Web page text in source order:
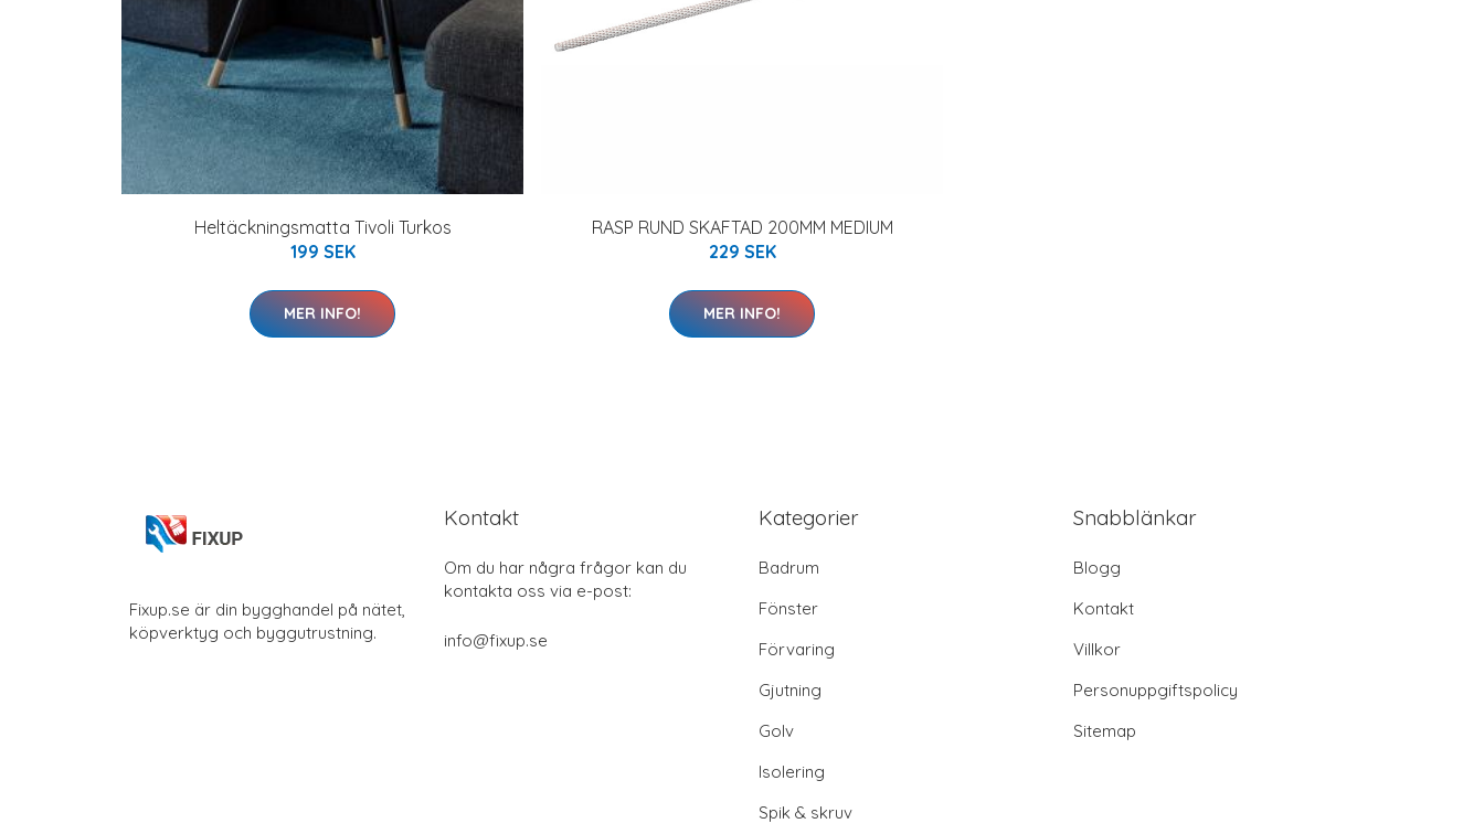
Heltäckningsmatta Tivoli Turkos
199 SEK
MER INFO!
RASP RUND SKAFTAD 200MM MEDIUM
229 SEK
MER INFO!
Fixup.se är din bygghandel på nätet,
köpverktyg och byggutrustning.
Kontakt
Om du har några frågor kan du
kontakta oss via e-post:
info@fixup.se
Kategorier
Badrum
Fönster
Förvaring
Gjutning
Golv
Isolering
Spik & skruv
Snabblänkar
Blogg
Kontakt
Villkor
Personuppgiftspolicy
Sitemap